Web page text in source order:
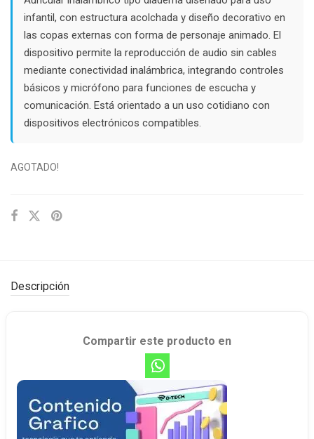
infantil, con estructura acolchada y diseño decorativo en
las copas externas con forma de personaje animado. El
dispositivo permite la reproducción de audio sin cables
mediante conectividad inalámbrica, integrando controles
básicos y micrófono para funciones de escucha y
comunicación. Está orientado a un uso cotidiano con
dispositivos electrónicos compatibles.
AGOTADO!
Descripción
Compartir este producto en